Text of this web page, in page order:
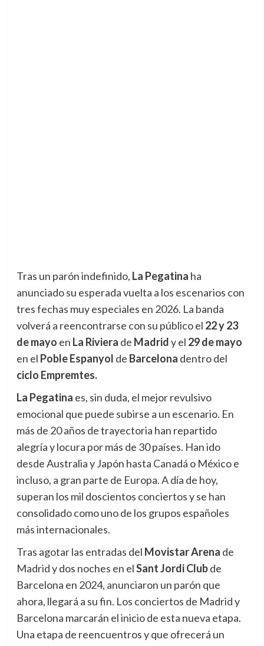
Tras un parón indefinido, La Pegatina ha
anunciado su esperada vuelta a los escenarios con
tres fechas muy especiales en 2026. La banda
volverá a reencontrarse con su público el 22 y 23
de mayo en La Riviera de Madridy el 29 de mayo
en el Poble Espanyol de Barcelona dentro del
ciclo Empremtes.
La Pegatina es, sin duda, el mejor revulsivo
emocional que puede subirse a un escenario. En
más de 20 años de trayectoria han repartido
alegría y locura por más de 30 países. Han ido
desde Australia y Japón hasta Canadá o México e
incluso, a gran parte de Europa. A día de hoy,
superan los mil doscientos conciertos y se han
consolidado como uno de los grupos españoles
más internacionales.
Tras agotar las entradas del Movistar Arena de
Madrid y dos noches en elSant Jordi Clubde
Barcelona en 2024, anunciaron un parón que
ahora, llegará a su fin. Los conciertos de Madrid y
Barcelona marcarán el inicio de esta nueva etapa.
Una etapa de reencuentros y que ofrecerá un